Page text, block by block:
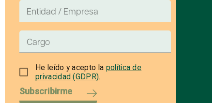
He leído y acepto la política de
privacidad (GDPR).
Subscribirme